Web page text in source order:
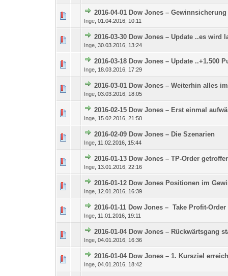
2016-04-01 Dow Jones –
Inge ,01.04.2016, 10:11
0 Bewertung(en) - 0 1
2016-03-30 Dow Jones – Update ..es wird
Inge ,30.03.2016, 13:24
0 Bewertung(en) - 0 1
2016-03-18 Dow Jones – Update ..+1.500
Inge 18.03.2016, 17:29
0 Bewertung(en) - 0 1
2016-03-01 Dow Jones – Weiterhin alles
Inge ,03.03.2016, 18:05
0 Bewertung(en) - 0 1
2016-02-15 Dow Jones – Erst einmal
Inge 15.02.2016, 21:50
0 Bewertung(en) - 0 1
2016-02-09 Dow Jones – Die Szenarien
Inge 11.02.2016, 15:44
0 Bewertung(en) - 0
2016-01-13 Dow Jones – TP-Order
Inge 13.01.2016, 22:16
0 Bewertung(en) - 0 1
2016-01-12 Dow Jones Positionen im
Inge 12.01.2016, 16:39
0 Bewertung(en) - 0 1
2016-01-11 Dow Jones – Take Profit-Order
Inge 11.01.2016, 19:11
0 Bewertung(en) - 0 1
2016-01-04 Dow Jones – Rückwärtsgang
Inge ,04.01.2016, 16:36
0 Bewertung(en) - 0 1
2016-01-04 Dow Jones – 1. Kursziel
Inge ,04.01.2016, 18:42
0 Bewertung(en) - 0 1